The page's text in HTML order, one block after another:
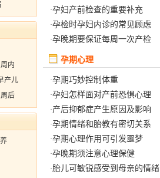
内
产儿
后
·孕妇产前检查的重要补充
·孕检时孕妇内诊的常见顾虑
·孕晚期要保证每周一次产检
孕期心理
·孕期巧妙控制体重
·孕妇怎样面对产前恐惧心理
·产后抑郁症产生原因及影响
·孕期情绪和胎教有密切关系
·孕期心理作用可引发噩梦
·孕晚期须注意心理保健
·胎儿可敏锐感受到母亲的情绪